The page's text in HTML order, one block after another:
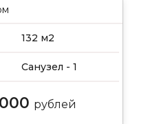
132 м2
Санузел - 1
рублей